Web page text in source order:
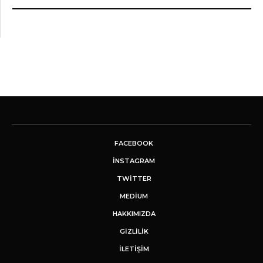
FACEBOOK
INSTAGRAM
TWITTER
MEDIUM
HAKKIMIZDA
GİZLİLİK
İLETIŞIM